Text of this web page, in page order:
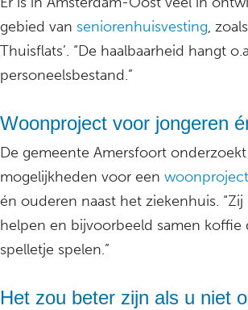
gebied van seniorenhuisvesting,
Thuisflats’. “De haalbaarheid hangt
personeelsbestand.”
Woonproject voor jongeren
De gemeente Amersfoort
mogelijkheden voor een woonproject
én ouderen naast het ziekenhuis.
helpen en bijvoorbeeld samen koffie
spelletje spelen.”
Het zou beter zijn als u niet